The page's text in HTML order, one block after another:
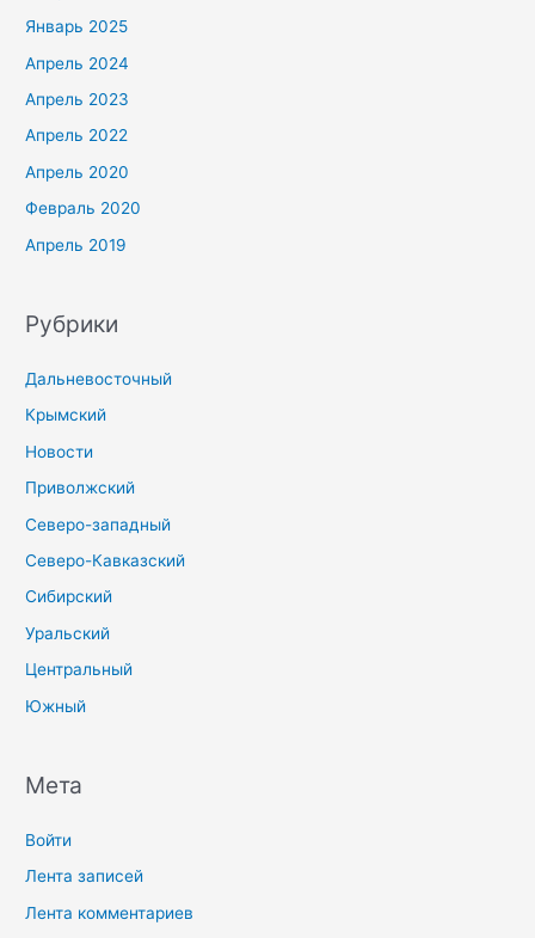
Январь 2025
Апрель 2024
Апрель 2023
Апрель 2022
Апрель 2020
Февраль 2020
Апрель 2019
Рубрики
Дальневосточный
Крымский
Новости
Приволжский
Северо-западный
Северо-Кавказский
Сибирский
Уральский
Центральный
Южный
Мета
Войти
Лента записей
Лента комментариев